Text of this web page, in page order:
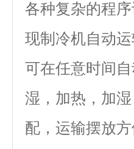
各种复杂的程序设
现制冷机自动运转
可在任意时间自动
湿，加热
配，运输摆放